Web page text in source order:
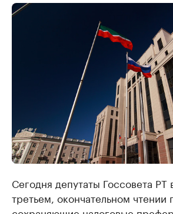
Сегодня депутаты Госсовета РТ
третьем, окончательном чтении